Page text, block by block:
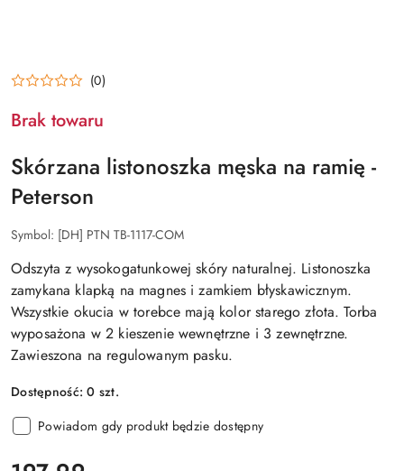
(0)
Brak towaru
Skórzana listonoszka męska na ramię -
Peterson
Symbol: [DH] PTN TB-1117-COM
Odszyta z wysokogatunkowej skóry naturalnej. Listonoszka
zamykana klapką na magnes i zamkiem błyskawicznym.
Wszystkie okucia w torebce mają kolor starego złota. Torba
wyposażona w 2 kieszenie wewnętrzne i 3 zewnętrzne.
Zawieszona na regulowanym pasku.
Dostępność:0 szt.
Powiadom gdy produkt będzie dostępny